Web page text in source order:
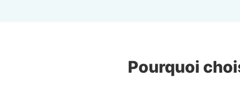
Pourquoi